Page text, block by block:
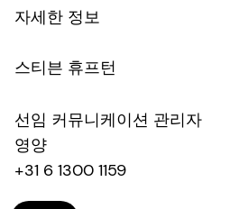
자세한 정보
스티븐 휴프턴
선임 커뮤니케이션 관리자
영양
+31 6 1300 1159